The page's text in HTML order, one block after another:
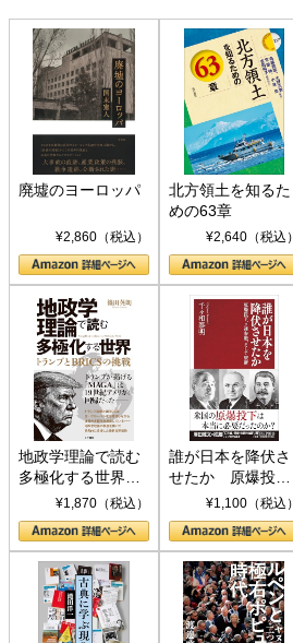
廃墟のヨーロッパ
¥2,860（税込）
北方領土を知るた
めの63章
¥2,640（税込）
地政学理論で読む
多極化する世界：
トランプとBRICS
の挑戦
¥1,870（税込）
誰が日本を降伏さ
せたか 原爆投
下、ソ連参戦、そ
して聖断 (PHP新
書)
¥1,100（税込）